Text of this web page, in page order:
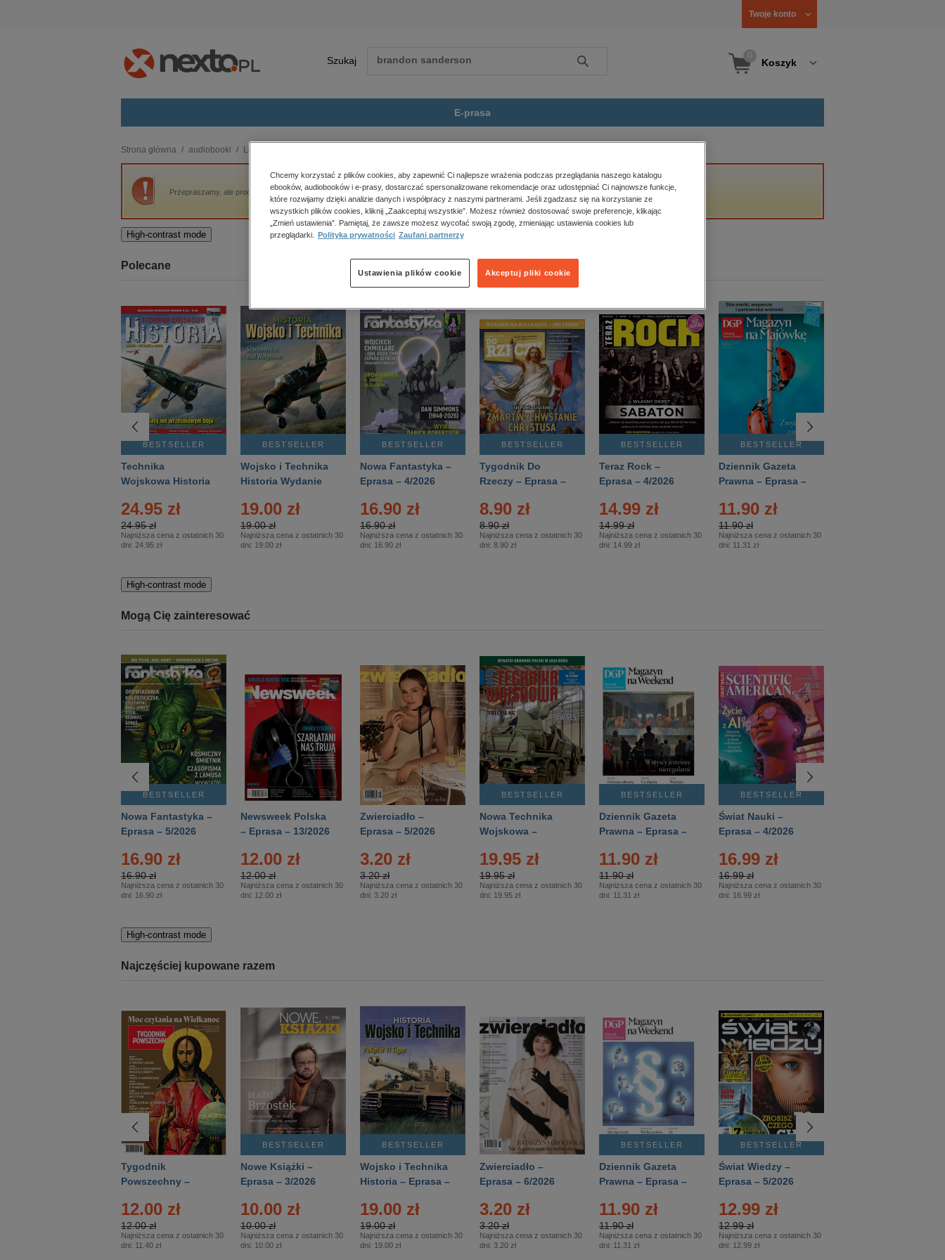
Twoje konto
Szukaj Szukaj Koszyk
E-prasa
budownictwo, aranżacja wnętrz
biznesowe, branżowe, gospodarka
darmowe wydania
edukacja
kobiece, lifestyle, kultura
polityka, społeczno-informacyjne
psychologiczne
inne
popularno-naukowe
historia
zdrowie
religie
Strona główna audiobooki Lektury szkolne, opracowania lektur
Przepraszamy, ale produkt „Sklepy cynamonowe” nie jest dostępny.
High-contrast mode
Polecane
BESTSELLER
Technika
Wojskowa Historia
24.95 zł
24.95 zł
Najniższa cena z ostatnich 30
dni: 24.95 zł
BESTSELLER
Wojsko i Technika
Historia Wydanie
– 2/2026
19.00 zł
19.00 zł
Najniższa cena z ostatnich 30
dni: 19.00 zł
BESTSELLER
Nowa Fantastyka –
Eprasa – 4/2026
16.90 zł
16.90 zł
Najniższa cena z ostatnich 30
dni: 16.90 zł
BESTSELLER
Tygodnik Do
Rzeczy – Eprasa –
8.90 zł
8.90 zł
Najniższa cena z ostatnich 30
dni: 8.90 zł
BESTSELLER
Teraz Rock –
Eprasa – 4/2026
14.99 zł
14.99 zł
Najniższa cena z ostatnich 30
dni: 14.99 zł
BESTSELLER
Dziennik Gazeta
Prawna – Eprasa –
11.90 zł
11.90 zł
Najniższa cena z ostatnich 30
dni: 11.31 zł
High-contrast mode
Mogą Cię zainteresować
BESTSELLER
Nowa Fantastyka –
Eprasa – 5/2026
16.90 zł
16.90 zł
Najniższa cena z ostatnich 30
dni: 16.90 zł
Newsweek Polska
– Eprasa – 13/2026
12.00 zł
12.00 zł
Najniższa cena z ostatnich 30
dni: 12.00 zł
Zwierciadło –
Eprasa – 5/2026
3.20 zł
3.20 zł
Najniższa cena z ostatnich 30
dni: 3.20 zł
BESTSELLER
Nowa Technika
Wojskowa –
19.95 zł
19.95 zł
Najniższa cena z ostatnich 30
dni: 19.95 zł
BESTSELLER
Dziennik Gazeta
Prawna – Eprasa –
11.90 zł
11.90 zł
Najniższa cena z ostatnich 30
dni: 11.31 zł
BESTSELLER
Świat Nauki –
Eprasa – 4/2026
16.99 zł
16.99 zł
Najniższa cena z ostatnich 30
dni: 16.99 zł
High-contrast mode
Najczęściej kupowane razem
Tygodnik
Powszechny –
12.00 zł
12.00 zł
Najniższa cena z ostatnich 30
dni: 11.40 zł
BESTSELLER
Nowe Książki –
Eprasa – 3/2026
10.00 zł
10.00 zł
Najniższa cena z ostatnich 30
dni: 10.00 zł
BESTSELLER
Wojsko i Technika
Historia – Eprasa –
19.00 zł
19.00 zł
Najniższa cena z ostatnich 30
dni: 19.00 zł
Zwierciadło –
Eprasa – 6/2026
3.20 zł
3.20 zł
Najniższa cena z ostatnich 30
dni: 3.20 zł
BESTSELLER
Dziennik Gazeta
Prawna – Eprasa –
11.90 zł
11.90 zł
Najniższa cena z ostatnich 30
dni: 11.31 zł
BESTSELLER
Świat Wiedzy –
Eprasa – 5/2026
12.99 zł
12.99 zł
Najniższa cena z ostatnich 30
dni: 12.99 zł
Chcemy korzystać z plików cookies, aby zapewnić Ci najlepsze wrażenia podczas przeglądania naszego katalogu
ebooków, audiobooków i e-prasy, dostarczać spersonalizowane rekomendacje oraz udostępniać Ci najnowsze funkcje,
które rozwijamy dzięki analizie danych i współpracy z naszymi partnerami. Jeśli zgadzasz się na korzystanie ze
wszystkich plików cookies, kliknij „Zaakceptuj wszystkie”. Możesz również dostosować swoje preferencje, klikając
„Zmień ustawienia”. Pamiętaj, że zawsze możesz wycofać swoją zgodę, zmieniając ustawienia cookies lub
przeglądarki.
Polityka prywatności Zaufani partnerzy
Akceptuj pliki cookie
Ustawienia plików cookie